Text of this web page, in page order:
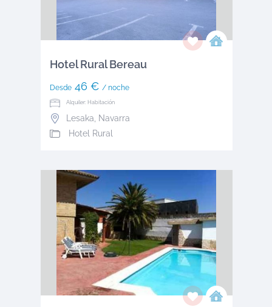
Hotel Rural Bereau
Desde46 € / noche
Alquiler: Habitación
Lesaka
Navarra
Hotel Rural